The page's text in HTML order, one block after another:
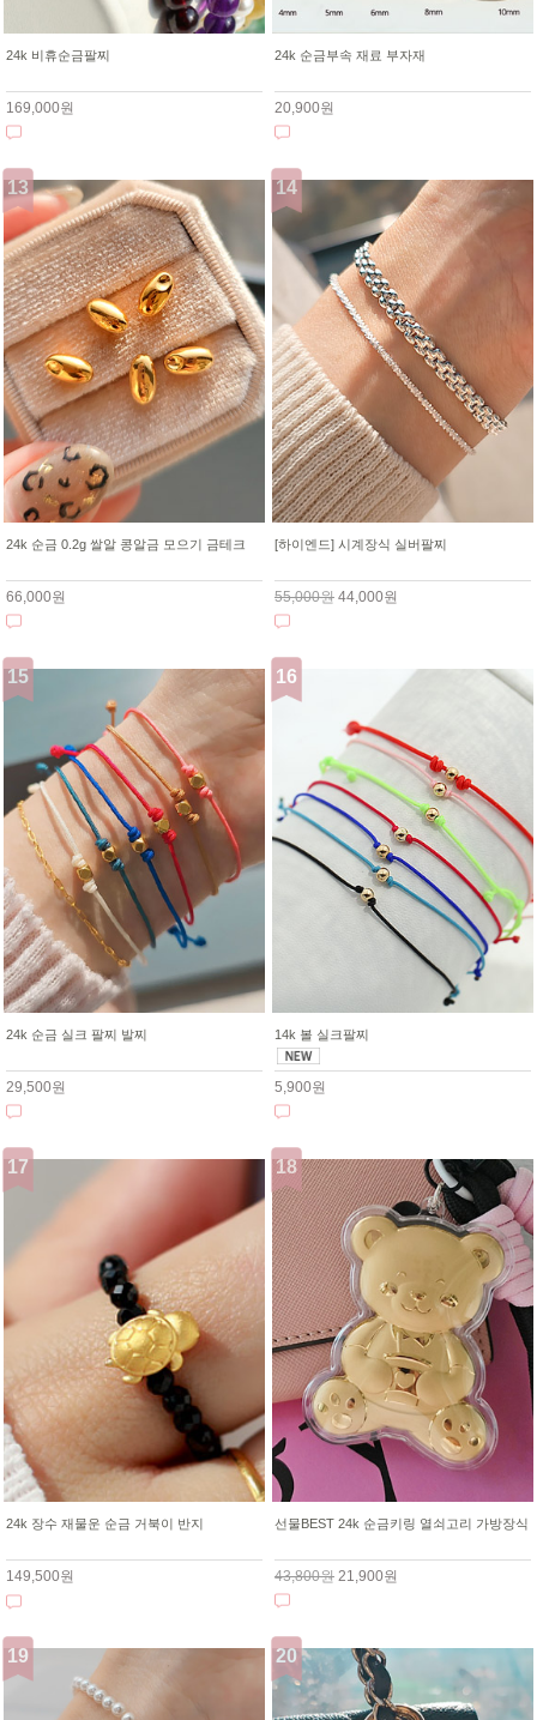
24k 비휴순금팔찌
169,000원
24k 순금부속 재료 부자재
20,900원
24k 순금 0.2g 쌀알 콩알금 모으기 금테크
66,000원
[하이엔드] 시계장식 실버팔찌
55,000원 44,000원
24k 순금 실크 팔찌 발찌
29,500원
14k 볼 실크팔찌
5,900원
24k 장수 재물운 순금 거북이 반지
149,500원
선물BEST 24k 순금키링 열쇠고리 가방장식
43,800원 21,900원